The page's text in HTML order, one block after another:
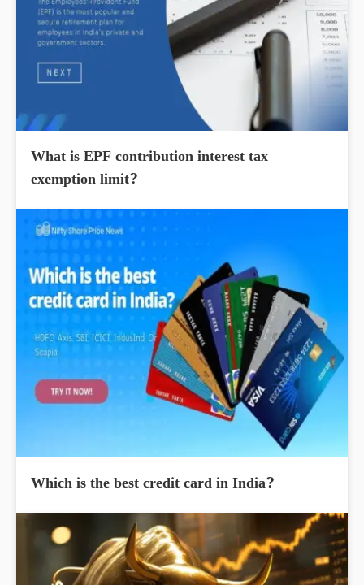
What is EPF contribution interest tax
exemption limit?
Which is the best credit card in India?